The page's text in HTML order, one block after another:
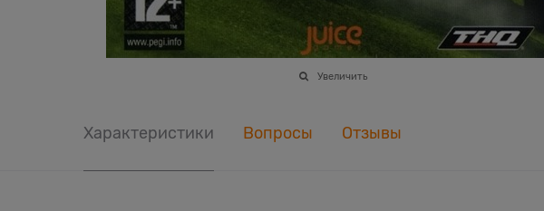
Увеличить
Характеристики Вопросы Отзывы